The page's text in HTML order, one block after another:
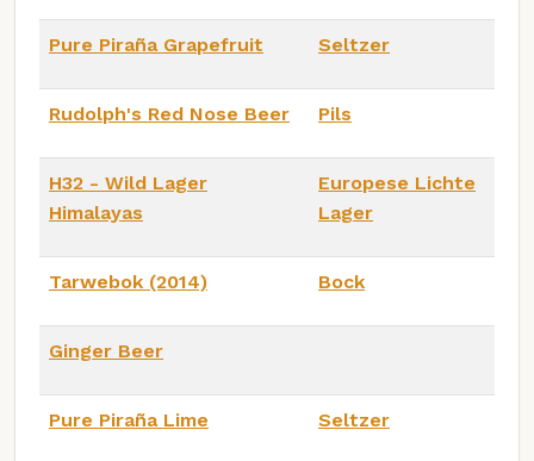
Pure Piraña Grapefruit Seltzer
Rudolph's Red Nose Beer Pils
H32 - Wild Lager
Himalayas
Europese Lichte
Lager
Tarwebok (2014) Bock
Ginger Beer
Pure Piraña Lime Seltzer